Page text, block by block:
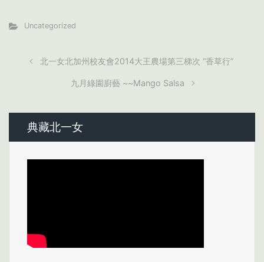
Uncategorized
北一女北加州校友會2014大王農場第三梯次 “香草行”
九月綠園廚藝 ~~Mango Salsa
典藏北一女